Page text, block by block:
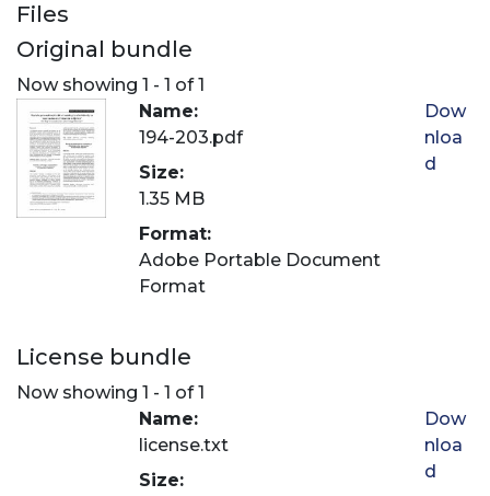
Files
Original bundle
Now showing 1 - 1 of 1
Name:
194-203.pdf
Size:
1.35 MB
Format:
Adobe Portable Document
Format
Dow
nloa
d
License bundle
Now showing 1 - 1 of 1
Name:
license.txt
Size:
Dow
nloa
d